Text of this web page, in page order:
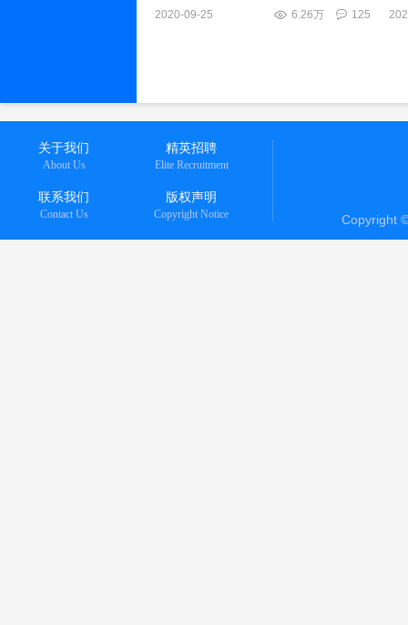
6.26万 125
2020-09-25
关于我们
About Us
精英招聘
Elite Recruitment
联系我们
Contact Us
版权声明
Copyright Notice Copyright